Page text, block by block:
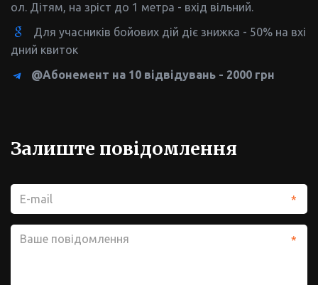
ол. Дітям, на зріст до 1 метра - вхід вільний.
Для учасників бойових дій діє знижка - 50% на вхі
дний квиток
@Абонемент на 10 відвідувань - 2000 грн
Залиште повідомлення
*
*